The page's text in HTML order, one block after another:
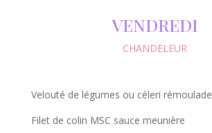
VENDREDI
CHANDELEUR
Velouté de légumes ou céleri rémoulade
Filet de colin MSC sauce meunière